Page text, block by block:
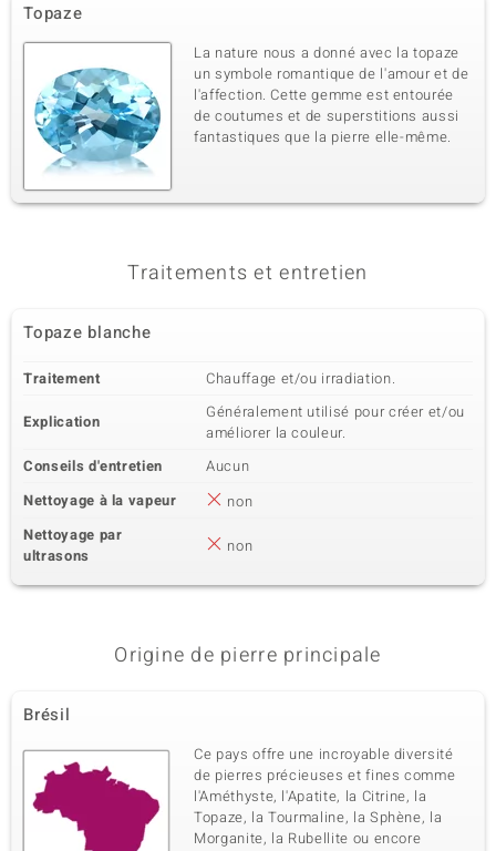
Topaze
La nature nous a donné avec la topaze
un symbole romantique de l'amour et de
l'affection. Cette gemme est entourée
de coutumes et de superstitions aussi
fantastiques que la pierre elle-même.
Traitements et entretien
Topaze blanche
Traitement Chauffage et/ou irradiation.
Explication
Généralement utilisé pour créer et/ou
améliorer la couleur.
Conseils d'entretien
Aucun
Nettoyage à la vapeur
non
Nettoyage par
ultrasons
non
Origine de pierre principale
Brésil
Ce pays offre une incroyable diversité
de pierres précieuses et fines comme
l'Améthyste, l'Apatite, la Citrine, la
Topaze, la Tourmaline, la Sphène, la
Morganite, la Rubellite ou encore